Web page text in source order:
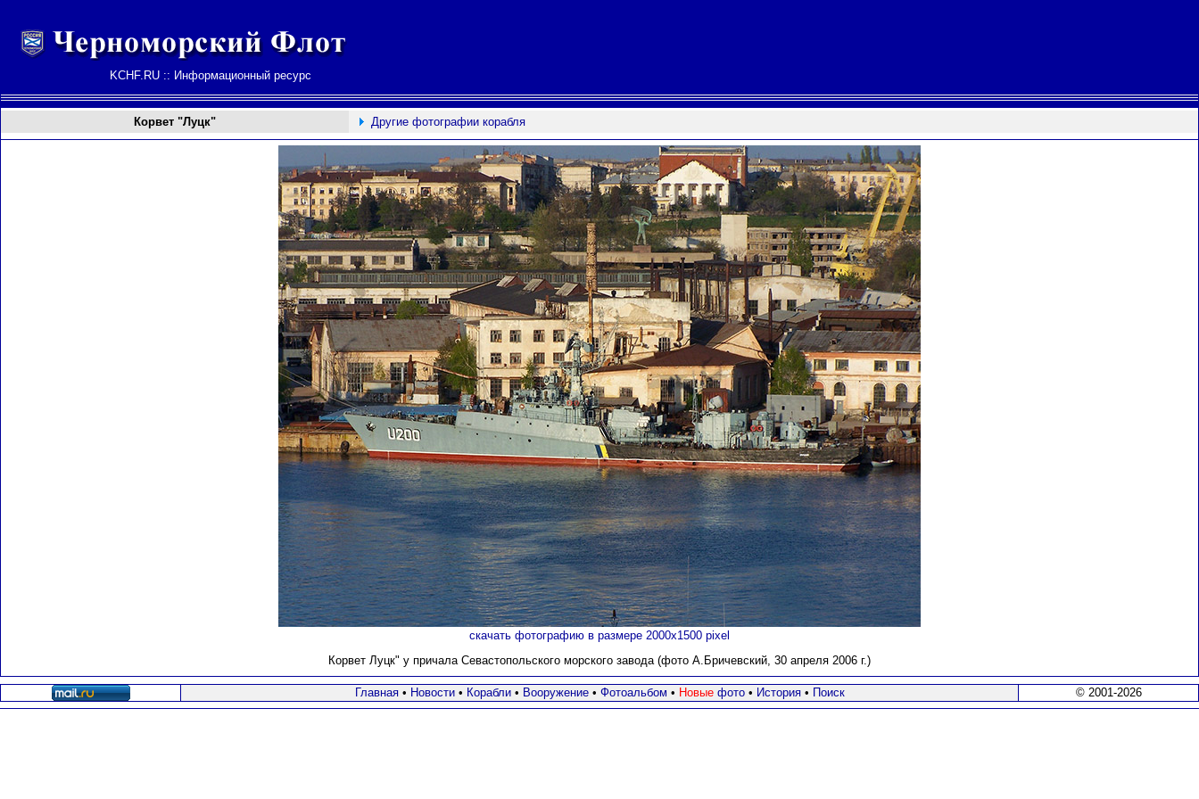
KCHF.RU :: Информационный ресурс
Корвет "Луцк" Другие фотографии корабля
скачать фотографию в размере 2000х1500 pixel
Корвет Луцк" у причала Севастопольского морского завода (фото А.Бричевский, 30 апреля 2006 г.)
Главная• Новости• Корабли• Вооружение • Фотоальбом • Новыефото • История• Поиск © 2001-2026